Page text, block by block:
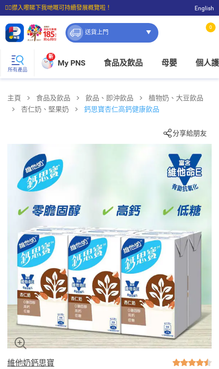
☝🏼㩒入嚟睇下我哋嘅可持續發展概覽啦！
⭐購物滿$399即享免費送貨；滿$100即可免費店取。
English
送貨上門
0
所有產品
新
My PNS 食品及飲品 母嬰 個人
主頁 食品及飲品 飲品、即沖飲品
植物奶、大豆飲品
杏仁奶、堅果奶
鈣思寶杏仁高鈣健康飲品
分享給朋友
維他奶鈣思寶